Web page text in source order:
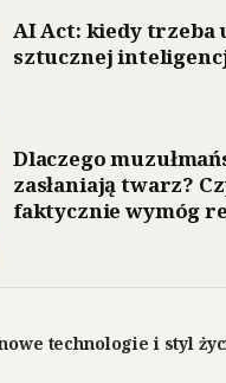
AI Act: kiedy trzeba
sztucznej
Dlaczego
zasłaniają twarz?
faktycznie wymóg
technologie i styl